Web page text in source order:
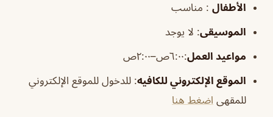
الأطفال : مناسب
الموسيقى: لا يوجد
مواعيد العمل:٦:٠٠ص–٢:٠٠ص
الموقع الإلكتروني للكافيه: للدخول للموقع الإلكتروني
للمقهى اضغط هنا